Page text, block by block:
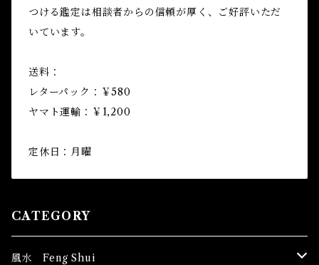
つける鑑定は相談者からの信頼が厚く、ご好評いただ
いています。
送料：
レターパック：￥580
ヤマト運輸：￥1,200
定休日：月曜
CATEGORY
風水 Feng Shui